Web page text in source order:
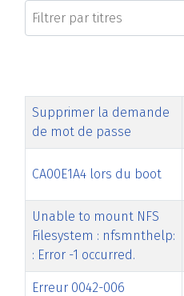
Filtrer par titres
Titre Date de modification
Supprimer la demande
de mot de passe
CA00E1A4 lors du boot
Unable to mount NFS
Filesystem : nfsmnthelp:
: Error -1 occurred.
Erreur 0042-006